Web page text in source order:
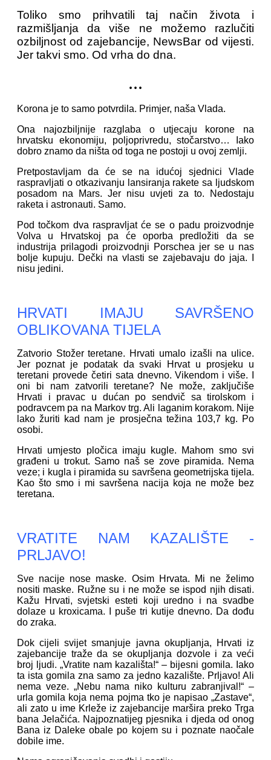
Toliko smo prihvatili taj način života i
razmišljanja da više ne možemo razlučiti
ozbiljnost od zajebancije, NewsBar od vijesti.
Jer takvi smo. Od vrha do dna.
...
Korona je to samo potvrdila. Primjer, naša Vlada.
Ona najozbiljnije razglaba o utjecaju korone na
hrvatsku ekonomiju, poljoprivredu, stočarstvo… Iako
dobro znamo da ništa od toga ne postoji u ovoj zemlji.
Pretpostavljam da će se na idućoj sjednici Vlade
raspravljati o otkazivanju lansiranja rakete sa ljudskom
posadom na Mars. Jer nisu uvjeti za to. Nedostaju
raketa i astronauti. Samo.
Pod točkom dva raspravljat će se o padu proizvodnje
Volva u Hrvatskoj pa će oporba predložiti da se
industrija prilagodi proizvodnji Porschea jer se u nas
bolje kupuju. Dečki na vlasti se zajebavaju do jaja. I
nisu jedini.
HRVATI IMAJU SAVRŠENO
OBLIKOVANA TIJELA
Zatvorio Stožer teretane. Hrvati umalo izašli na ulice.
Jer poznat je podatak da svaki Hrvat u prosjeku u
teretani provede četiri sata dnevno. Vikendom i više. I
oni bi nam zatvorili teretane? Ne može, zaključiše
Hrvati i pravac u dućan po sendvič sa tirolskom i
podravcem pa na Markov trg. Ali laganim korakom. Nije
lako žuriti kad nam je prosječna težina 103,7 kg. Po
osobi.
Hrvati umjesto pločica imaju kugle. Mahom smo svi
građeni u trokut. Samo naš se zove piramida. Nema
veze; i kugla i piramida su savršena geometrijska tijela.
Kao što smo i mi savršena nacija koja ne može bez
teretana.
VRATITE NAM KAZALIŠTE -
PRLJAVO!
Sve nacije nose maske. Osim Hrvata. Mi ne želimo
nositi maske. Ružne su i ne može se ispod njih disati.
Kažu Hrvati, svjetski esteti koji uredno i na svadbe
dolaze u kroxicama. I puše tri kutije dnevno. Da dođu
do zraka.
Dok cijeli svijet smanjuje javna okupljanja, Hrvati iz
zajebancije traže da se okupljanja dozvole i za veći
broj ljudi. „Vratite nam kazališta!“ – bijesni gomila. Iako
ta ista gomila zna samo za jedno kazalište. Prljavo! Ali
nema veze. „Nebu nama niko kulturu zabranjival!“ –
urla gomila koja nema pojma tko je napisao „Zastave“,
ali zato u ime Krleže iz zajebancije maršira preko Trga
bana Jelačića. Najpoznatijeg pjesnika i djeda od onog
Bana iz Daleke obale po kojem su i poznate naočale
dobile ime.